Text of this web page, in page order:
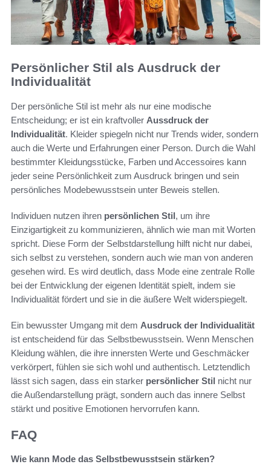
Persönlicher Stil als Ausdruck der
Individualität
Der persönliche Stil ist mehr als nur eine modische
Entscheidung; er ist ein kraftvoller Aussdruck der
Individualität. Kleider spiegeln nicht nur Trends wider, sondern
auch die Werte und Erfahrungen einer Person. Durch die Wahl
bestimmter Kleidungsstücke, Farben und Accessoires kann
jeder seine Persönlichkeit zum Ausdruck bringen und sein
persönliches Modebewusstsein unter Beweis stellen.
Individuen nutzen ihren persönlichen Stil, um ihre
Einzigartigkeit zu kommunizieren, ähnlich wie man mit Worten
spricht. Diese Form der Selbstdarstellung hilft nicht nur dabei,
sich selbst zu verstehen, sondern auch wie man von anderen
gesehen wird. Es wird deutlich, dass Mode eine zentrale Rolle
bei der Entwicklung der eigenen Identität spielt, indem sie
Individualität fördert und sie in die äußere Welt widerspiegelt.
Ein bewusster Umgang mit dem Ausdruck der Individualität
ist entscheidend für das Selbstbewusstsein. Wenn Menschen
Kleidung wählen, die ihre innersten Werte und Geschmäcker
verkörpert, fühlen sie sich wohl und authentisch. Letztendlich
lässt sich sagen, dass ein starker persönlicher Stil nicht nur
die Außendarstellung prägt, sondern auch das innere Selbst
stärkt und positive Emotionen hervorrufen kann.
FAQ
Wie kann Mode das Selbstbewusstsein stärken?